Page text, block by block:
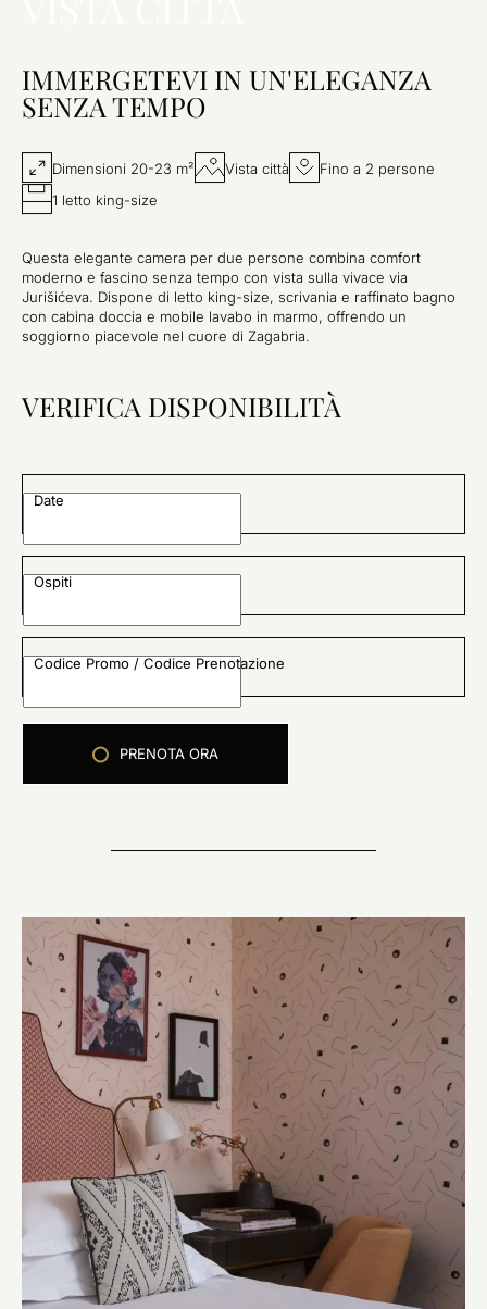
IMMERGETEVI IN UN'ELEGANZA
SENZA TEMPO
Dimensioni 20-23 m² Vista città
Fino a 2 persone
1 letto king-size
Questa elegante camera per due persone combina comfort
moderno e fascino senza tempo con vista sulla vivace via
Jurišićeva. Dispone di letto king-size, scrivania e raffinato bagno
con cabina doccia e mobile lavabo in marmo, offrendo un
soggiorno piacevole nel cuore di Zagabria.
VERIFICA DISPONIBILITÀ
Date
Ospiti
Codice Promo / Codice Prenotazione
PRENOTA ORA